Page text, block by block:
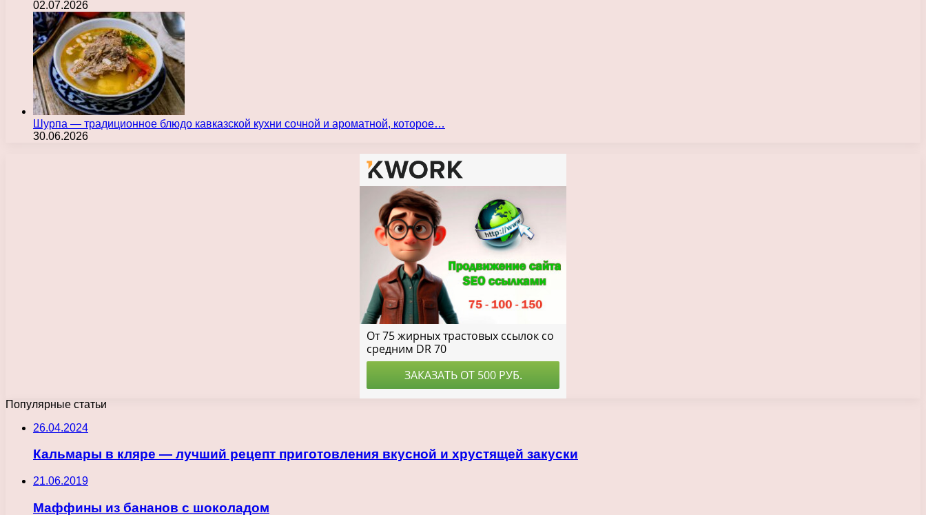
02.07.2026
Шурпа — традиционное блюдо кавказской кухни сочной и ароматной, которое…
30.06.2026
Популярные статьи
26.04.2024
Кальмары в кляре — лучший рецепт приготовления вкусной и хрустящей закуски
21.06.2019
Маффины из бананов с шоколадом